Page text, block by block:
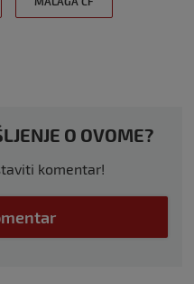
O OVOME?
komentar!